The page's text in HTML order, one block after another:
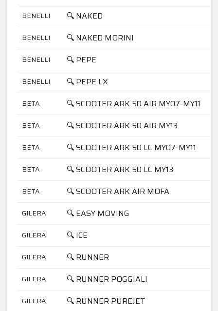
BENELLI 🔍 NAKED
BENELLI 🔍 NAKED MORINI
BENELLI 🔍 PEPE
BENELLI 🔍 PEPE LX
BETA 🔍 SCOOTER ARK 50 AIR MY07-MY11
BETA 🔍 SCOOTER ARK 50 AIR MY13
BETA 🔍 SCOOTER ARK 50 LC MY07-MY11
BETA 🔍 SCOOTER ARK 50 LC MY13
BETA 🔍 SCOOTER ARK AIR MOFA
GILERA 🔍 EASY MOVING
GILERA 🔍 ICE
GILERA 🔍 RUNNER
GILERA 🔍 RUNNER POGGIALI
GILERA 🔍 RUNNER PUREJET